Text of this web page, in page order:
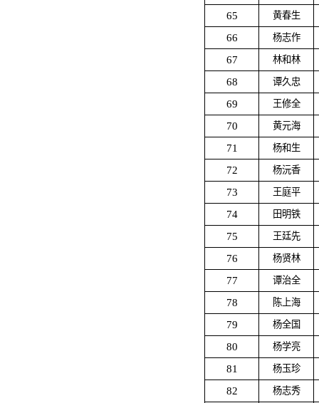
65 黄春生
66 杨志作
67 林和林
68 谭久忠
69 王修全
70 黄元海
71 杨和生
72 杨沅香
73 王庭平
74 田明铁
75 王廷先
76 杨贤林
77 谭治全
78 陈上海
79 杨全国
80 杨学亮
81 杨玉珍
82 杨志秀